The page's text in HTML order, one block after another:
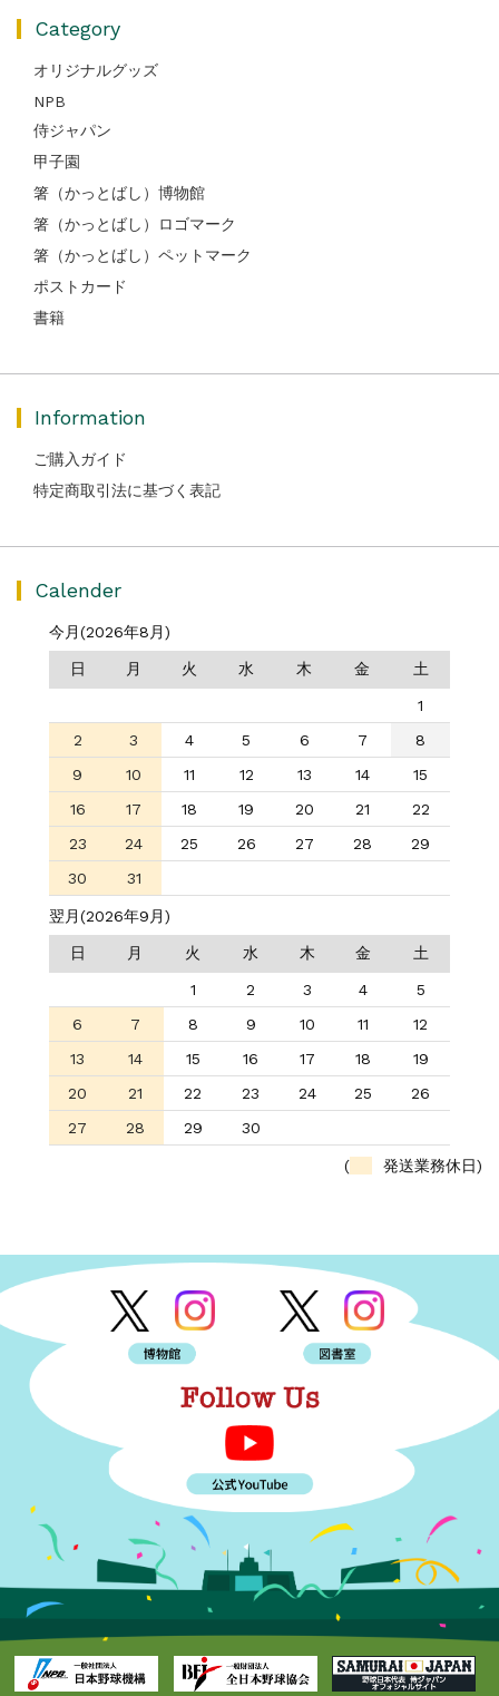
Category
オリジナルグッズ
NPB
侍ジャパン
甲子園
箸（かっとばし）博物館
箸（かっとばし）ロゴマーク
箸（かっとばし）ペットマーク
ポストカード
書籍
Information
ご購入ガイド
特定商取引法に基づく表記
Calender
今月(2026年8月)
日 月 火 水 木 金 土
1
2
3 4 5 6 7
8
9
10 11 12 13 14
15
16
17 18 19 20 21
22
23
24 25 26 27 28
29
30
31
翌月(2026年9月)
日 月 火 水 木 金 土
1 2 3 4
5
6
7 8 9 10 11
12
13
14 15 16 17 18
19
20
21 22 23 24 25
26
27
28 29 30
( 発送業務休日)